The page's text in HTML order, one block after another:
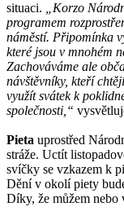
situaci. „Korzo
programem
náměstí. Připomínka
které jsou v mnohém
Zachováváme ale
návštěvníky, kteří
využít svátek k
společnosti,“
Pieta uprostřed
stráže. Uctít
svíčky se vzkazem k
Dění v okolí piety
Díky, že můžem nebo